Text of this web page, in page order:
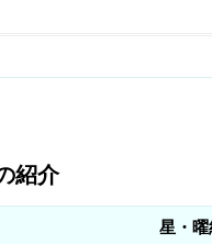
紹介
星・